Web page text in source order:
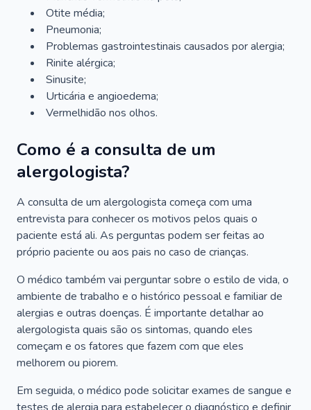
Otite média;
Pneumonia;
Problemas gastrointestinais causados por alergia;
Rinite alérgica;
Sinusite;
Urticária e angioedema;
Vermelhidão nos olhos.
Como é a consulta de um
alergologista?
A consulta de um alergologista começa com uma
entrevista para conhecer os motivos pelos quais o
paciente está ali. As perguntas podem ser feitas ao
próprio paciente ou aos pais no caso de crianças.
O médico também vai perguntar sobre o estilo de vida, o
ambiente de trabalho e o histórico pessoal e familiar de
alergias e outras doenças. É importante detalhar ao
alergologista quais são os sintomas, quando eles
começam e os fatores que fazem com que eles
melhorem ou piorem.
Em seguida, o médico pode solicitar exames de sangue e